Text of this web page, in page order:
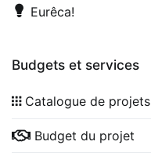
Eurêca!
Budgets et services
Catalogue de projets
Budget du projet